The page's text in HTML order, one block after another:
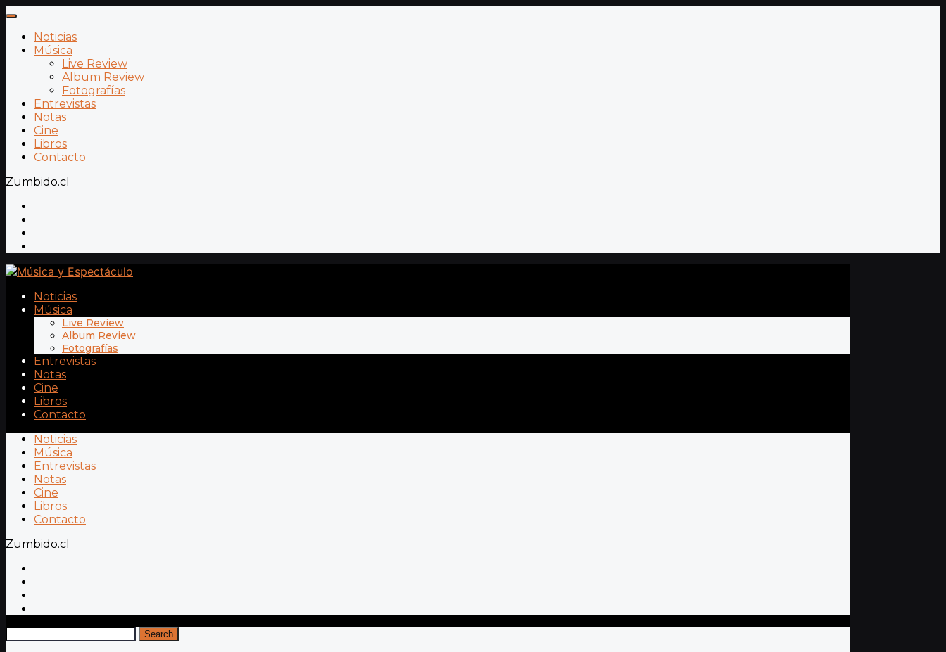
Noticias
Música
Live Review
Album Review
Fotografías
Entrevistas
Notas
Cine
Libros
Contacto
Zumbido.cl
Noticias
Música
Live Review
Album Review
Fotografías
Entrevistas
Notas
Cine
Libros
Contacto
Noticias
Música
Entrevistas
Notas
Cine
Libros
Contacto
Zumbido.cl
Search